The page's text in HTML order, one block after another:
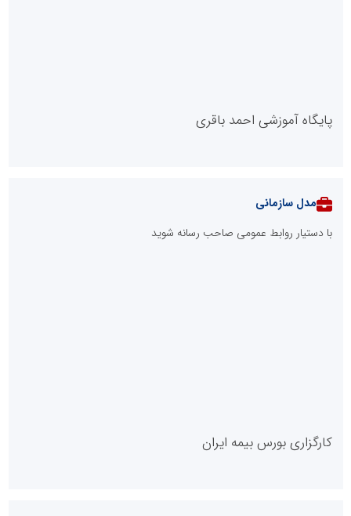
پایگاه آموزشی احمد باقری
مدل سازمانی
با دستیار روابط عمومی صاحب رسانه شوید
کارگزاری بورس بیمه ایران